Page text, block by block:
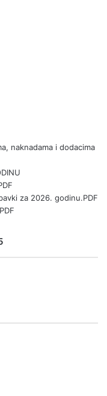
naknadama i dodacima
za 2026. godinu.PDF